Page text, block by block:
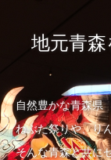
地元青
自然豊かな青森県
ねぶた祭りや、り
そんな青森と共に